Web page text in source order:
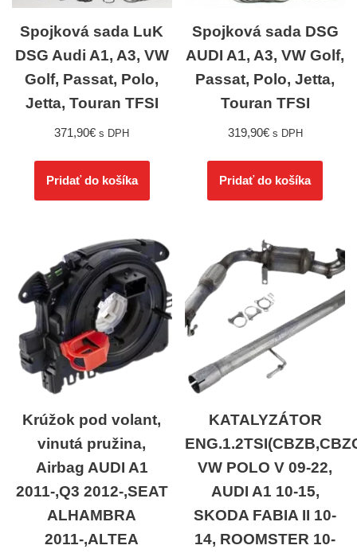
Spojková sada LuK
DSG Audi A1, A3, VW
Golf, Passat, Polo,
Jetta, Touran TFSI
371,90€ s DPH
Pridať do košíka
Spojková sada DSG
AUDI A1, A3, VW Golf,
Passat, Polo, Jetta,
Touran TFSI
319,90€ s DPH
Pridať do košíka
Krúžok pod volant,
vinutá pružina,
Airbag AUDI A1
2011-,Q3 2012-,SEAT
ALHAMBRA
2011-,ALTEA
KATALYZÁTOR
VW POLO V 09-22,
AUDI A1 10-15,
SKODA FABIA II 10-
14, ROOMSTER 10-